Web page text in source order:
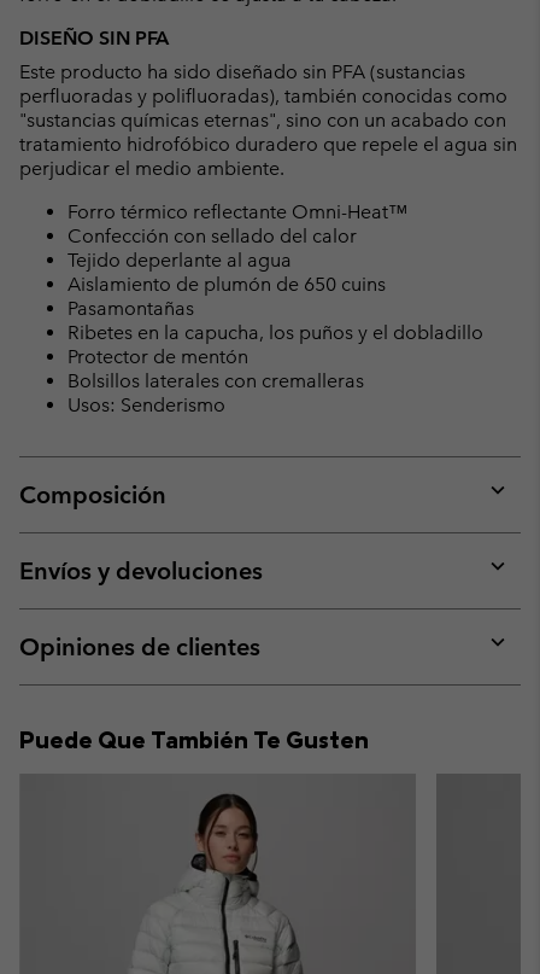
DISEÑO SIN PFA
Este producto ha sido diseñado sin PFA (sustancias
perfluoradas y polifluoradas), también conocidas como
"sustancias químicas eternas", sino con un acabado con
tratamiento hidrofóbico duradero que repele el agua sin
perjudicar el medio ambiente.
Forro térmico reflectante Omni-Heat™
Confección con sellado del calor
Tejido deperlante al agua
Aislamiento de plumón de 650 cuins
Pasamontañas
Ribetes en la capucha, los puños y el dobladillo
Protector de mentón
Bolsillos laterales con cremalleras
Usos: Senderismo
Composición
or
Envíos y devoluciones
or
Opiniones de clientes
or
Puede Que También Te Gusten